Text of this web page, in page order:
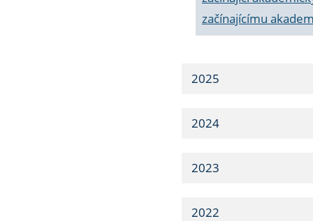
začínajícímu
2025
2024
2023
2022